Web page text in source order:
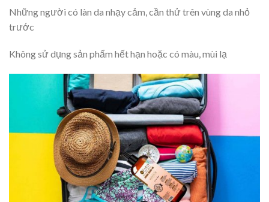
Những người có làn da nhạy cảm, cần thử trên vùng da nhỏ
trước
Không sử dụng sản phẩm hết hạn hoặc có màu, mùi lạ